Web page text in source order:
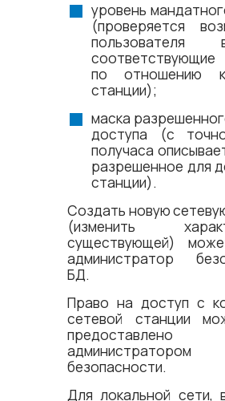
уровень
(проверяется
пользователя
соответствующие
по отношению
станции);
маска
доступа (с
получаса
разрешенное для
станции).
Создать новую
(изменить
существующей)
администратор
БД.
Право на доступ с
сетевой станции
предоставлено
администратором
безопасности.
Для локальной сети,